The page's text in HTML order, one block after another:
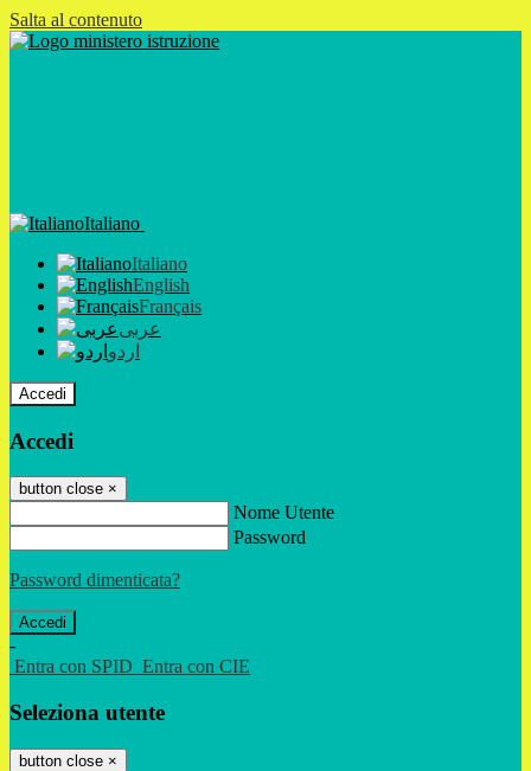
Salta al contenuto
Italiano
Italiano
English
Français
عربى
اردو
Accedi
Accedi
button close ×
Nome Utente
Password
Password dimenticata?
-
Entra con SPID Entra con CIE
Seleziona utente
button close ×